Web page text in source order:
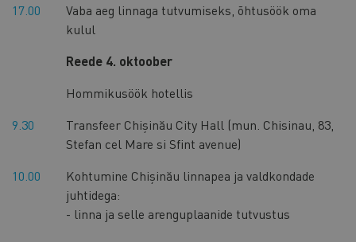
17.00
Vaba aeg linnaga tutvumiseks, õhtusöök oma
kulul
Reede 4. oktoober
Hommikusöök hotellis
9.30
Transfeer Chișinău City Hall (mun. Chisinau, 83,
Stefan cel Mare si Sfint avenue)
10.00
Kohtumine Chișinău linnapea ja valdkondade
juhtidega:
- linna ja selle arenguplaanide tutvustus